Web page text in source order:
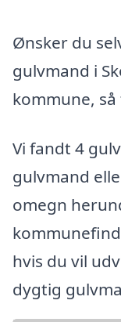
Ønsker du
gulvmand i
kommune,
Vi fandt 4
gulvmand
omegn
hvis du vil
dygtig